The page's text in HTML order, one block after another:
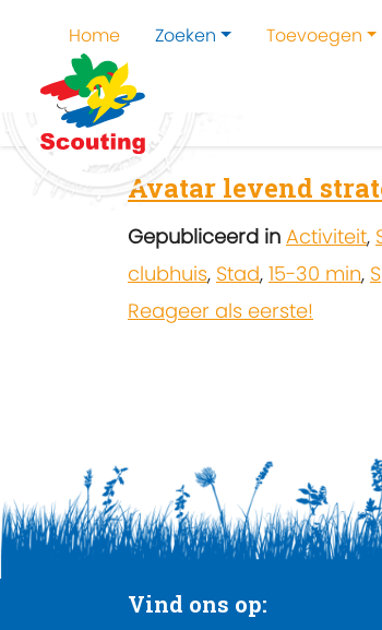
Home Zoeken Toevoegen
Home
Avatar levend
Gepubliceerd in Activiteit,
clubhuis, Stad, 15-30 min,
Reageer als eerste!
Vind ons op: